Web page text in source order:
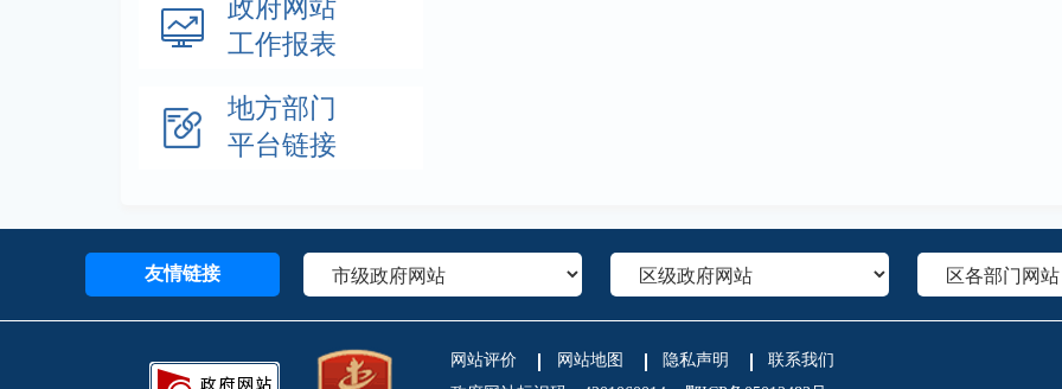
政府网站
工作报表
地方部门
平台链接
友情链接
网站评价 网站地图 隐私声明
联系我们